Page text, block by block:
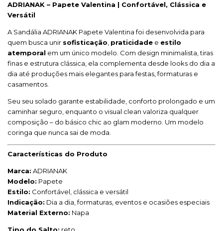
ADRIANAK – Papete Valentina | Confortável, Clássica e
Versátil
A Sandália ADRIANAK Papete Valentina foi desenvolvida para
quem busca unir sofisticação, praticidade e estilo
atemporal em um único modelo. Com design minimalista, tiras
finas e estrutura clássica, ela complementa desde looks do dia a
dia até produções mais elegantes para festas, formaturas e
casamentos.
Seu seu solado garante estabilidade, conforto prolongado e um
caminhar seguro, enquanto o visual clean valoriza qualquer
composição – do básico chic ao glam moderno. Um modelo
coringa que nunca sai de moda.
Características do Produto
Marca: ADRIANAK
Modelo: Papete
Estilo: Confortável, clássica e versátil
Indicação: Dia a dia, formaturas, eventos e ocasiões especiais
Material Externo: Napa